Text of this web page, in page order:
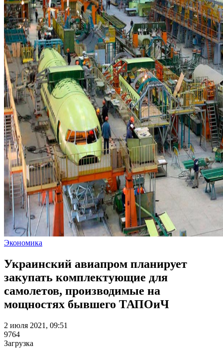
Экономика
Украинский авиапром планирует
закупать комплектующие для
самолетов, производимые на
мощностях бывшего ТАПОиЧ
2 июля 2021, 09:51
9764
Загрузка